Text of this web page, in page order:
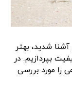
شدید، بهتر
بپردازیم. در
را مورد بررسی